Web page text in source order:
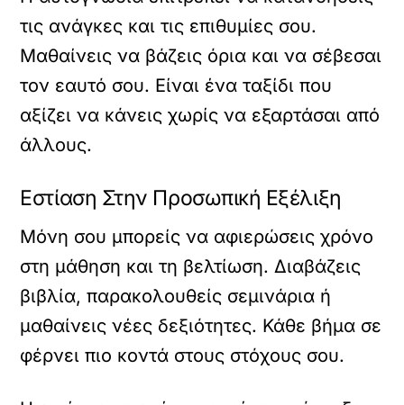
τις ανάγκες και τις επιθυμίες σου.
Μαθαίνεις να βάζεις όρια και να σέβεσαι
τον εαυτό σου. Είναι ένα ταξίδι που
αξίζει να κάνεις χωρίς να εξαρτάσαι από
άλλους.
Εστίαση Στην Προσωπική Εξέλιξη
Μόνη σου μπορείς να αφιερώσεις χρόνο
στη μάθηση και τη βελτίωση. Διαβάζεις
βιβλία, παρακολουθείς σεμινάρια ή
μαθαίνεις νέες δεξιότητες. Κάθε βήμα σε
φέρνει πιο κοντά στους στόχους σου.